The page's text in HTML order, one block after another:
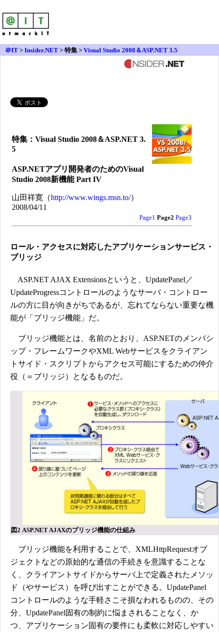
＠IT > Insider.NET > 特集 > Visual Studio 2008＆ASP.NET 3.5
特集：Visual Studio 2008＆ASP.NET 3.
5
ASP.NETアプリ開発者のためのVisual
Studio 2008新機能 Part IV
山田祥寛（http://www.wings.msn.to/）
2008/04/11
Page1 Page2 Page3
ロール・アクセスに対応したアプリケーションサービス・
ブリッジ
ASP.NET AJAX Extensionsというと、UpdatePanel／
UpdateProgressコントロールのようなサーバ・コントロー
ルの方に目が向きがちであるが、忘れてならない重要な機
能が「ブリッジ機能」だ。
ブリッジ機能とは、名前のとおり、ASP.NETのメンバシ
ップ・フレームワークやXML Webサービスをクライアン
トサイド・スクリプトからアクセス可能にするための仲介
役（＝ブリッジ）となるものだ。
図2 ASP.NET AJAXのブリッジ機能の仕組み
ブリッジ機能を利用することで、XMLHttpRequestオブ
ジェクトなどの原始的な通信の手続きを意識することな
く、クライアントサイドからサーバ上で定義されたメソッ
ド（やサービス）を呼び出すことができる。UpdatePanel
コントロールのような手軽さこそ損なわれるものの、その
分、UpdatePanel固有の制約に悩まされることなく、か
つ、アプリケーション固有の要件にも柔軟に対応しやすい